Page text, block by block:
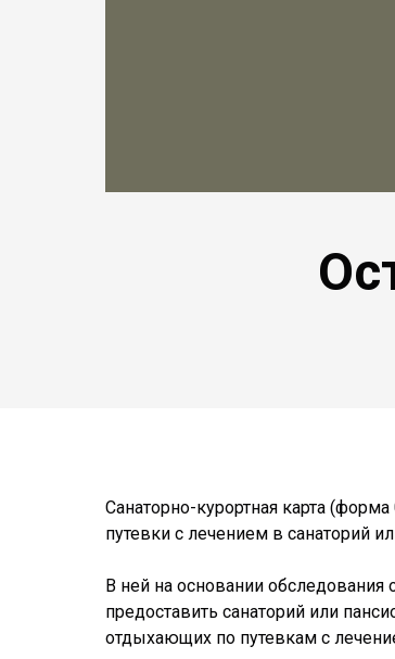
Санаторно-курортная карта
путевки с лечением в санаторий
В ней на основании
предоставить санаторий или
отдыхающих по путевкам с